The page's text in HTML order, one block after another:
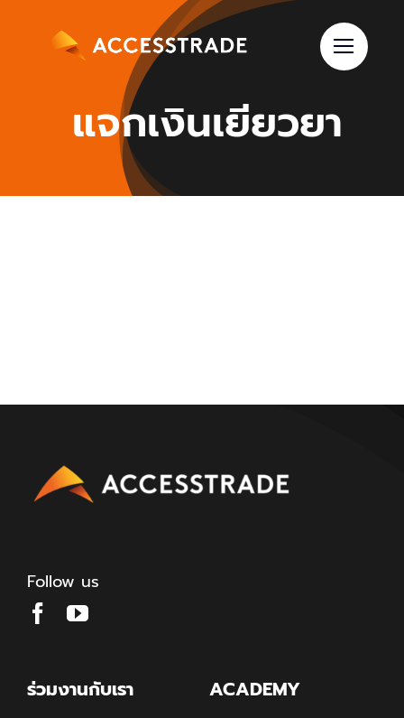
แจกเงินเยียวยา
Follow us
ร่วมงานกับเรา ACADEMY